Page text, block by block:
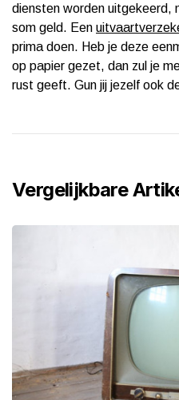
diensten worden uitgekeerd,
som geld. Een
prima doen. Heb je deze
op papier gezet, dan zul je
rust geeft. Gun jij jezelf ook
Vergelijkbare